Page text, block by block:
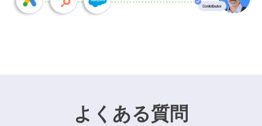
よくある質問